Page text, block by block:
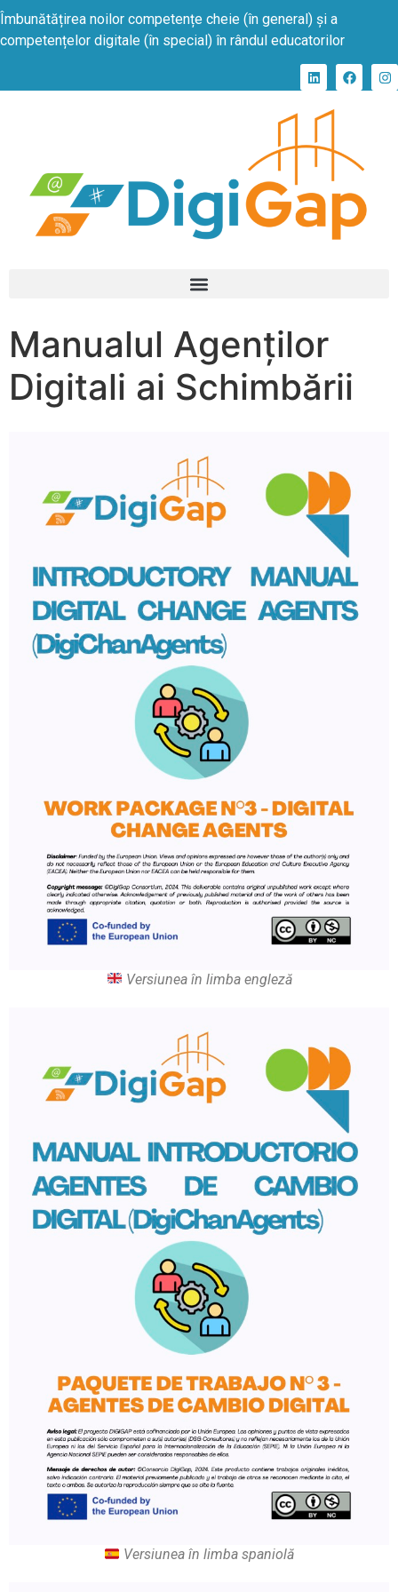
Îmbunătățirea noilor competențe cheie (în general) și a
competențelor digitale (în special) în rândul educatorilor
Manualul Agenților
Digitali ai Schimbării
Versiunea în limba engleză
Versiunea în limba spaniolă